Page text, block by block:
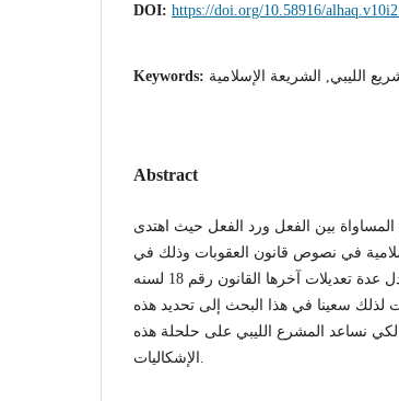
DOI: https://doi.org/10.58916/
Keywords: الليبي, الشريعة الإسلامية
Abstract
بين الفعل ورد الفعل حيث اهتدى
في نصوص قانون العقوبات وذلك في
قانون القصاص والدية رقم 6 لسنه 1994 وعدل عدة تعديلات آخرها القانون رقم 18 لسنه
لذلك سعينا في هذا البحث إلى تحديد هذه
لكي نساعد المشرع الليبي على حلحلة هذه